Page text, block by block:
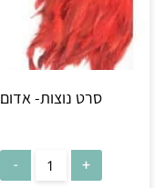
סרט נוצות- אדום